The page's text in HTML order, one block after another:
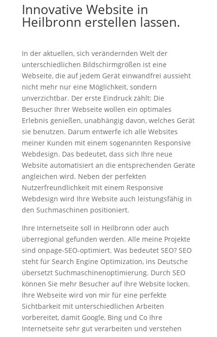
Innovative Website in
Heilbronn erstellen lassen.
In der aktuellen, sich verändernden Welt der
unterschiedlichen Bildschirmgrößen ist eine
Webseite, die auf jedem Gerät einwandfrei aussieht
nicht mehr nur eine Möglichkeit, sondern
unverzichtbar. Der erste Eindruck zählt: Die
Besucher Ihrer Webseite wollen ein optimales
Erlebnis genießen, unabhängig davon, welches Gerät
sie benutzen. Darum entwerfe ich alle Websites
meiner Kunden mit einem sogenannten Responsive
Webdesign. Das bedeutet, dass sich Ihre neue
Website automatisiert an die entsprechenden Geräte
angleichen wird. Neben der perfekten
Nutzerfreundlichkeit mit einem Responsive
Webdesign wird Ihre Website auch leistungsfähig in
den Suchmaschinen positioniert.
Ihre Internetseite soll in Heilbronn oder auch
überregional gefunden werden. Alle meine Projekte
sind onpage-SEO-optimiert. Was bedeutet SEO? SEO
steht für Search Engine Optimization, ins Deutsche
übersetzt Suchmaschinenoptimierung. Durch SEO
können Sie mehr Besucher auf Ihre Website locken.
Ihre Webseite wird von mir für eine perfekte
Sichtbarkeit mit unterschiedlichen Arbeiten
vorbereitet, damit Google, Bing und Co Ihre
Internetseite sehr gut verarbeiten und verstehen